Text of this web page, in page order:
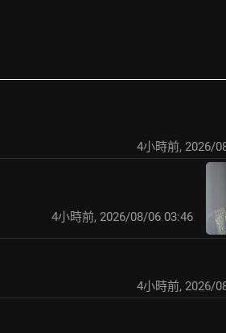
4小時前, 2026/
4小時前, 2026/08/06 03:46
4小時前, 2026/